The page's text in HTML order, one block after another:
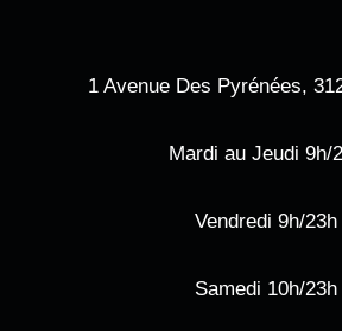
1 Avenue Des Pyrénées,
Mardi au Jeudi 9h/
Vendredi 9h/23h
Samedi 10h/23h